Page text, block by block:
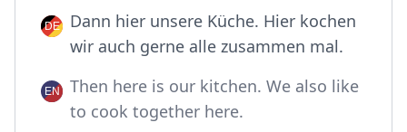
Dann hier unsere Küche. Hier kochen
wir auch gerne alle zusammen mal.
Then here is our kitchen. We also like
to cook together here.